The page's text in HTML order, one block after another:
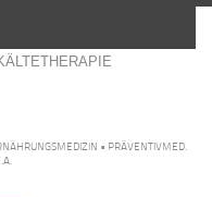
• PRÄVENTIVMED.